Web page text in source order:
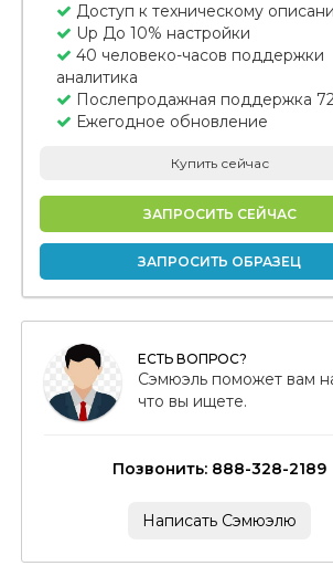
Доступ к техническому
Up До 10% настройки
40 человеко-часов поддержки
аналитика
Послепродажная поддержка
Ежегодное обновление
Купить сейчас
ЗАПРОСИТЬ СЕЙЧАС
ЗАПРОСИТЬ ОБРАЗЕЦ
ЕСТЬ ВОПРОС?
Сэмюэль поможет вам
что вы ищете.
Позвонить: 888-328-2189
Написать Сэмюэлю